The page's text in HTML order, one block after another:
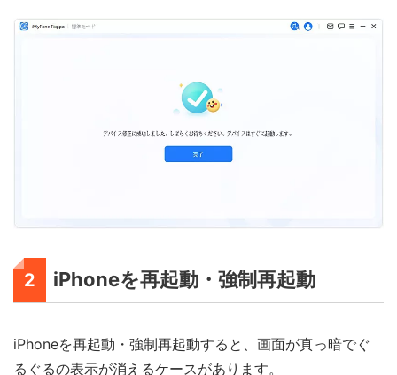
2 iPhoneを再起動・強制再起動
iPhoneを再起動・強制再起動すると、画面が真っ暗でぐ
るぐるの表示が消えるケースがあります。